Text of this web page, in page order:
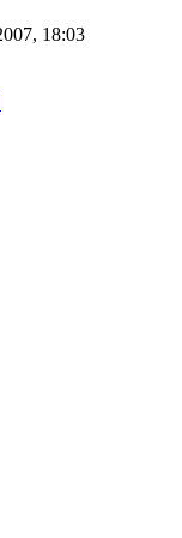
18:03